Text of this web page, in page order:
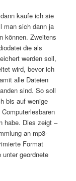
kaufe ich sie
man sich dann ja
können. Zweitens
die als
werden soll,
wird, bevor ich
alle Dateien
sind. So soll
bis auf wenige
habe. Dies zeigt –
an mp3-
Format
geordnete